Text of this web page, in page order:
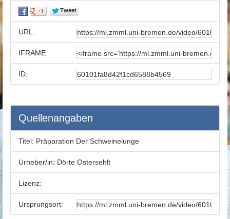
URL:
IFRAME:
ID:
Quellenangaben
Titel: Präparation Der Schweinelunge
Urheber/in: Dörte Ostersehlt
Lizenz:
Ursprungsort: